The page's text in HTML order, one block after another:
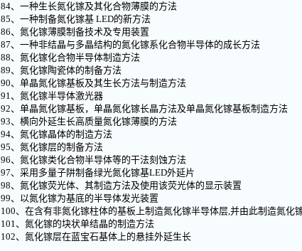
84、一种生长氮化镓及其化合物薄膜的方法
85、一种制备氮化镓基 LED的新方法
86、氮化镓薄膜制备技术及专用装置
87、一种非结晶与多晶结构的氮化镓系化合物半导体的成长方法
88、氮化镓化合物半导体制造方法
89、氮化镓陶瓷体的制备方法
90、单晶氮化镓基板及其生长方法与制造方法
91、氮化镓半导体激光器
92、单晶氮化镓基板，单晶氮化镓长晶方法及单晶氮化镓基板制造方法
93、横向外延生长高质量氮化镓薄膜的方法
94、氮化镓晶体的制造方法
95、氮化镓层的制备方法
96、氮化镓类化合物半导体等的干法刻蚀方法
97、采用多量子阱制备绿光氮化镓基LED外延片
98、氮化镓荧光体、其制造方法及使用该荧光体的显示装置
99、以氮化镓为基底的半导体发光装置
100、在含有非氮化镓柱体的基板上制造氮化镓半导体层,并由此制造氮化
101、氮化镓的块状单结晶的制造方法
102、氮化镓层在蓝宝石基体上的悬挂外延生长